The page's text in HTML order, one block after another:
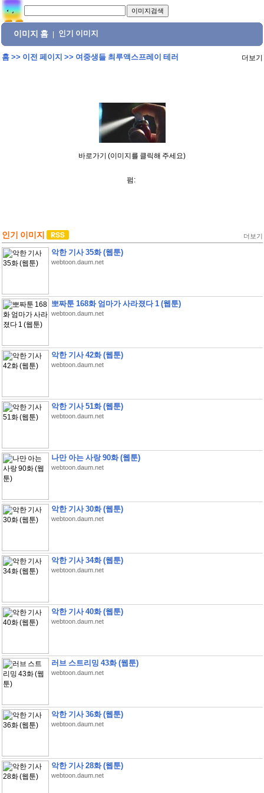
이미지 홈 인기 이미지
홈>> 이전 페이지 >> 여중생들 최루액스프레이 테러 더보기
바로가기 (이미지를 클릭해 주세요)
펌:
인기 이미지 더보기
악한 기사 35화 (웹툰)
webtoon.daum.net
뽀짜툰 168화 엄마가 사라졌다 1 (웹툰)
webtoon.daum.net
악한 기사 42화 (웹툰)
webtoon.daum.net
악한 기사 51화 (웹툰)
webtoon.daum.net
나만 아는 사랑 90화 (웹툰)
webtoon.daum.net
악한 기사 30화 (웹툰)
webtoon.daum.net
악한 기사 34화 (웹툰)
webtoon.daum.net
악한 기사 40화 (웹툰)
webtoon.daum.net
러브 스트리밍 43화 (웹툰)
webtoon.daum.net
악한 기사 36화 (웹툰)
webtoon.daum.net
악한 기사 28화 (웹툰)
webtoon.daum.net